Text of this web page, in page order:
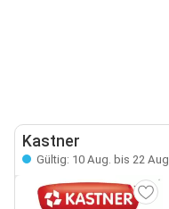
Kastner
Gültig: 10 Aug. bis 22 Aug.